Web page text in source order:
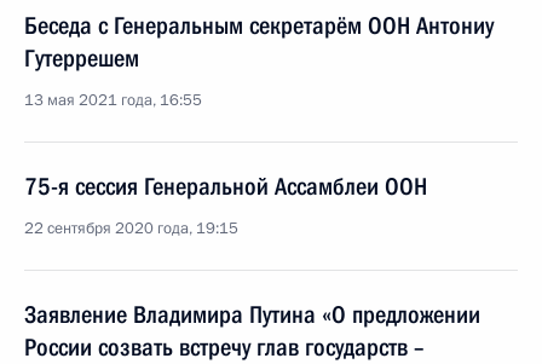
Беседа с Генеральным секретарём ООН Антониу
Гутеррешем
13 мая 2021 года, 16:55
75-я сессия Генеральной Ассамблеи ООН
22 сентября 2020 года, 19:15
Заявление Владимира Путина «О предложении
России созвать встречу глав государств –